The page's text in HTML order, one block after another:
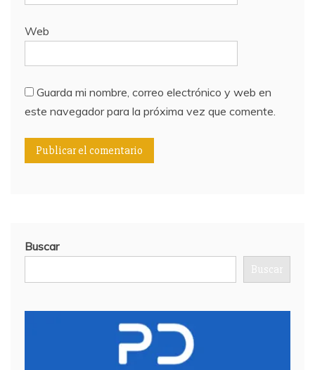
Web
Guarda mi nombre, correo electrónico y web en
este navegador para la próxima vez que comente.
Buscar
Buscar